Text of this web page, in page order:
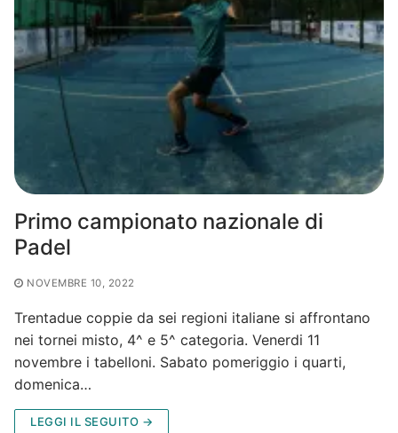
Primo campionato nazionale di
Padel
NOVEMBRE 10, 2022
Trentadue coppie da sei regioni italiane si affrontano
nei tornei misto, 4^ e 5^ categoria. Venerdi 11
novembre i tabelloni. Sabato pomeriggio i quarti,
domenica…
LEGGI IL SEGUITO →